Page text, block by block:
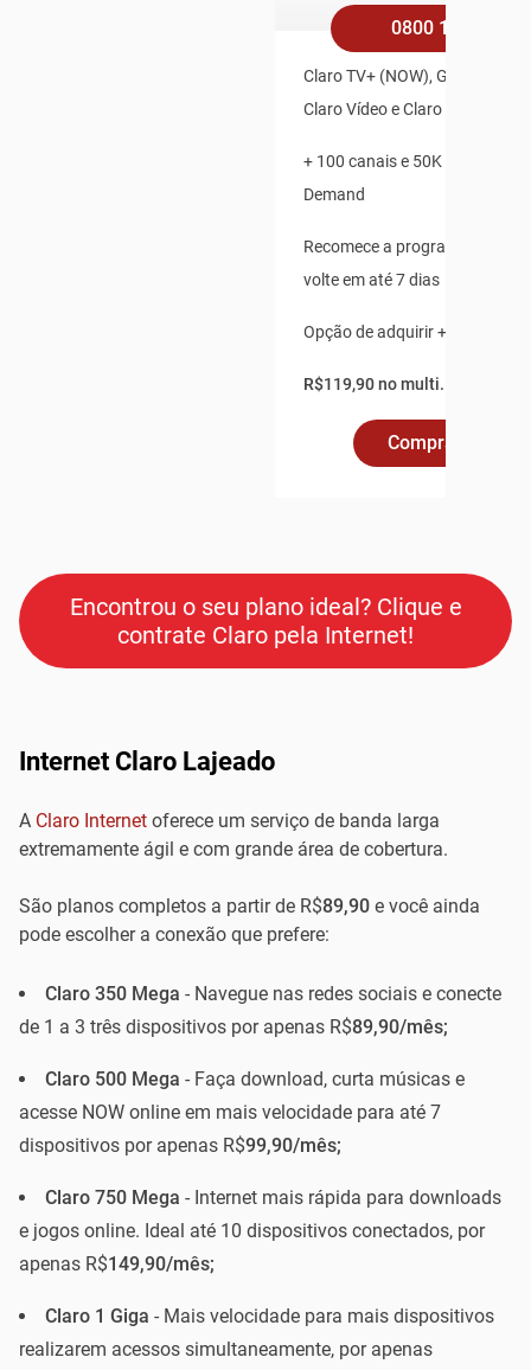
0800 158 4545
Claro TV+ (NOW), Globoplay,
Claro Vídeo e Claro Música
+ 100 canais e 50K de
Demand
Recomece a programação ao
volte em até 7 dias
Opção de adquirir + 2 pontos
R$119,90 no multi.
Comprar Online
Encontrou o seu plano ideal? Clique e
contrate Claro pela Internet!
Internet Claro Lajeado
A Claro Internet oferece um serviço de banda larga
extremamente ágil e com grande área de cobertura.
São planos completos a partir de R$89,90 e você ainda
pode escolher a conexão que prefere:
Claro 350 Mega - Navegue nas redes sociais e conecte
de 1 a 3 três dispositivos por apenas R$89,90/mês;
Claro 500 Mega - Faça download, curta músicas e
acesse NOW online em mais velocidade para até 7
dispositivos por apenas R$99,90/mês;
Claro 750 Mega - Internet mais rápida para downloads
e jogos online. Ideal até 10 dispositivos conectados, por
apenas R$149,90/mês;
Claro 1 Giga - Mais velocidade para mais dispositivos
realizarem acessos simultaneamente, por apenas